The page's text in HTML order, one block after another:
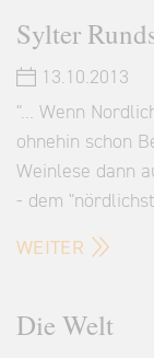
Sylter
13.10.2013
"... Wenn
ohnehin schon
Weinlese dann
- dem
WEITER
Die Welt